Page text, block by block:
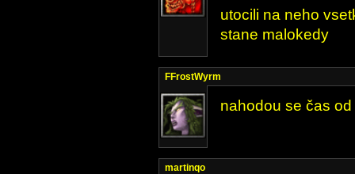
utocili na neho
stane malokedy
FFrostWyrm
nahodou se čas
martinqo